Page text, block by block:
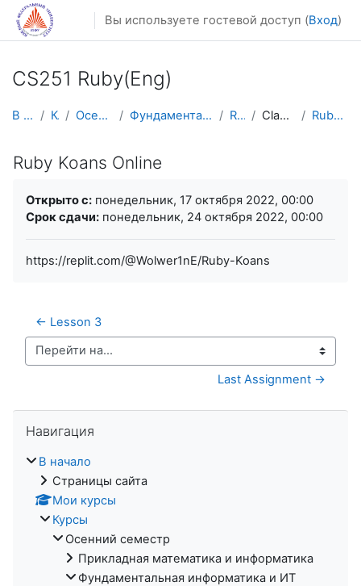
Перейти к основному содержанию
Вы используете гостевой доступ (Вход)
CS251 Ruby(Eng)
В начало Курсы Осенний семестр Фундаментальная информатика и ИТ Ruby Eng Classes Exercise Ruby Koans Online
Ruby Koans Online
Открыто с: понедельник, 17 октября 2022, 00:00
Срок сдачи: понедельник, 24 октября 2022, 00:00
https://replit.com/@Wolwer1nE/Ruby-Koans
← Lesson 3
Перейти на...
Last Assignment →
Навигация
В начало
Страницы сайта
Мои курсы
Курсы
Осенний семестр
Прикладная математика и информатика
Фундаментальная информатика и ИТ